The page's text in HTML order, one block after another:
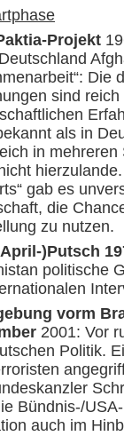
Projekt
Die
sind
als in
in
gab es
die
zu nutzen.
)Putsch
politische
vorm
2001: Vor
Politik.
Bündnis-/
auch im